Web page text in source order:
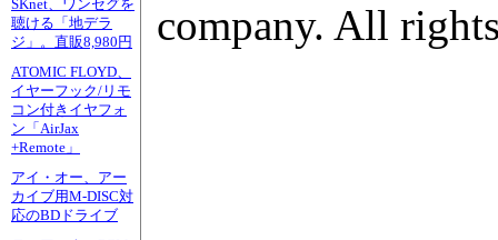
SKnet、ワンセグを
聴ける「地デラ
ジ」。直販8,980円
ATOMIC FLOYD、
イヤーフック/リモ
コン付きイヤフォ
ン「AirJax
+Remote」
アイ・オー、アー
カイブ用M-DISC対
応のBDドライブ
company. All